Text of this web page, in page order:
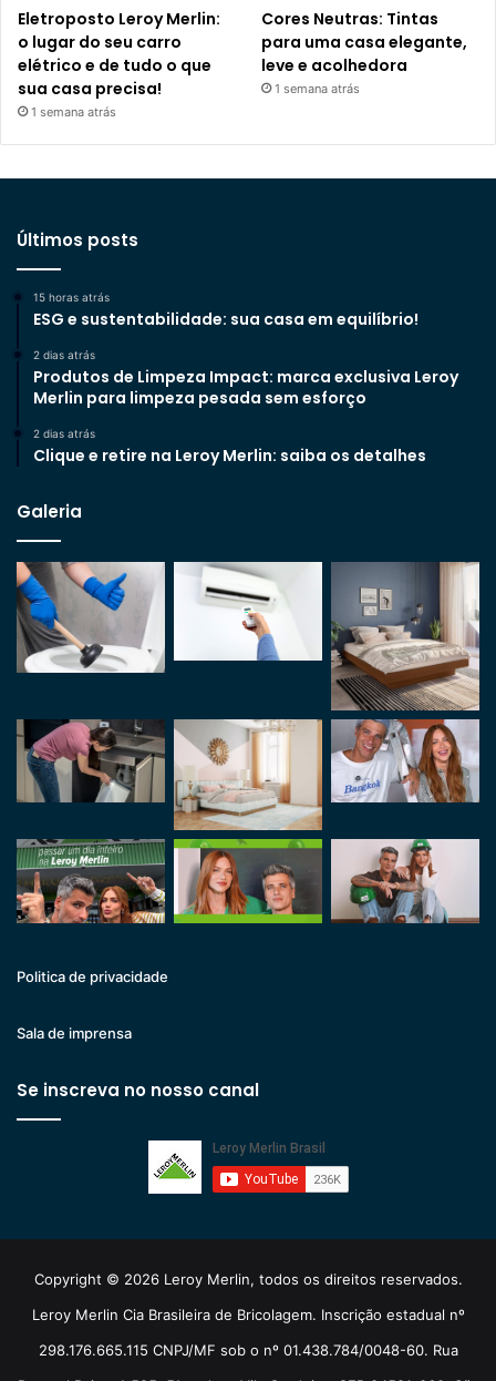
Eletroposto Leroy Merlin:
o lugar do seu carro
elétrico e de tudo o que
sua casa precisa!
1 semana atrás
Cores Neutras: Tintas
para uma casa elegante,
leve e acolhedora
1 semana atrás
Últimos posts
15 horas atrás
ESG e sustentabilidade: sua casa em equilíbrio!
2 dias atrás
Produtos de Limpeza Impact: marca exclusiva Leroy
Merlin para limpeza pesada sem esforço
2 dias atrás
Clique e retire na Leroy Merlin: saiba os detalhes
Galeria
Politica de privacidade
Sala de imprensa
Se inscreva no nosso canal
Copyright © 2026 Leroy Merlin, todos os direitos reservados.
Leroy Merlin Cia Brasileira de Bricolagem. Inscrição estadual nº
298.176.665.115 CNPJ/MF sob o nº 01.438.784/0048-60. Rua